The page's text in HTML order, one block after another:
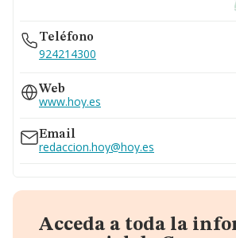
Teléfono
924214300
Web
www.hoy.es
Email
redaccion.hoy@hoy.es
Acceda a toda la